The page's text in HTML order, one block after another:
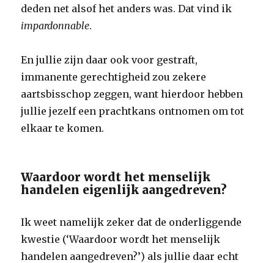
deden net alsof het anders was. Dat vind ik
impardonnable.
En jullie zijn daar ook voor gestraft,
immanente gerechtigheid zou zekere
aartsbisschop zeggen, want hierdoor hebben
jullie jezelf een prachtkans ontnomen om tot
elkaar te komen.
Waardoor wordt het menselijk
handelen eigenlijk aangedreven?
Ik weet namelijk zeker dat de onderliggende
kwestie (‘Waardoor wordt het menselijk
handelen aangedreven?’) als jullie daar echt